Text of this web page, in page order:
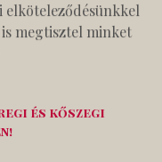
elköteleződésünkkel
megtisztel minket
és kőszegi